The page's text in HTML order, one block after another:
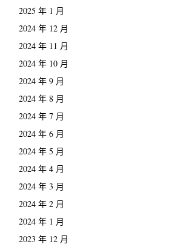
2025 年 1 月
2024 年 12 月
2024 年 11 月
2024 年 10 月
2024 年 9 月
2024 年 8 月
2024 年 7 月
2024 年 6 月
2024 年 5 月
2024 年 4 月
2024 年 3 月
2024 年 2 月
2024 年 1 月
2023 年 12 月